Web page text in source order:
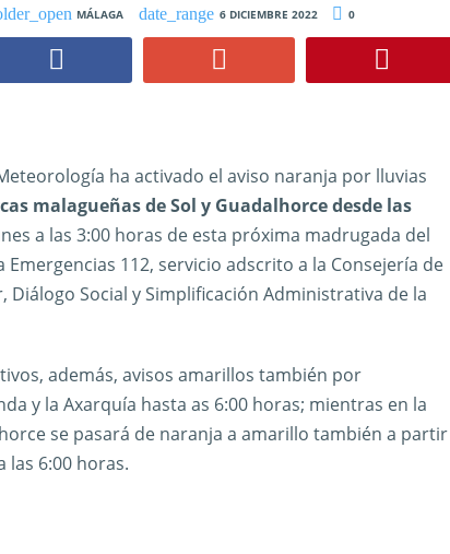
MÁLAGA 6 DICIEMBRE 2022 0
ha activado el aviso naranja por lluvias
malagueñas de Sol y Guadalhorce desde las
a las 3:00 horas de esta próxima madrugada del
112, servicio adscrito a la Consejería de
Diálogo Social y Simplificación Administrativa de la
además, avisos amarillos también por
y la Axarquía hasta as 6:00 horas; mientras en la
se pasará de naranja a amarillo también a partir
las 6:00 horas.